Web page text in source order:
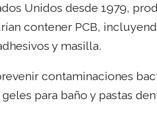
Unidos desde 1979,
contener PCB,
y masilla.
contaminaciones
para baño y pastas